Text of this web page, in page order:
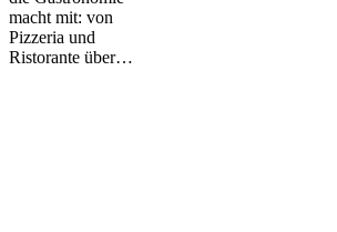
macht mit: von
Pizzeria und
Ristorante über…